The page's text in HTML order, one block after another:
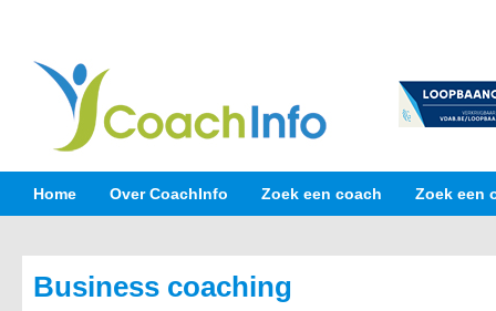
Home Over CoachInfo Zoek een coach Zoek een
Business coaching